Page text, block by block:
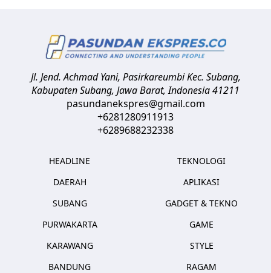
Jl. Jend. Achmad Yani, Pasirkareumbi Kec. Subang,
Kabupaten Subang, Jawa Barat,Indonesia41211
pasundanekspres@gmail.com
+6281280911913
+6289688232338
HEADLINE
DAERAH
SUBANG
PURWAKARTA
KARAWANG
BANDUNG
TEKNOLOGI
APLIKASI
GADGET & TEKNO
GAME
STYLE
RAGAM